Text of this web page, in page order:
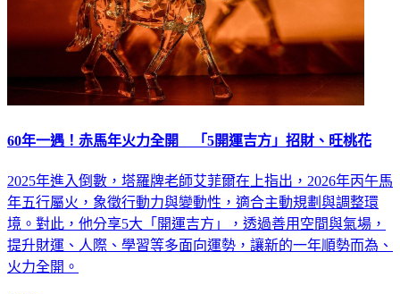
60年一遇！赤馬年火力全開 「5開運吉方」招財、旺桃花
2025年進入倒數，塔羅牌老師艾菲爾在上指出，2026年丙午馬
年五行屬火，象徵行動力與變動性，適合主動規劃與調整環
境。對此，他分享5大「開運吉方」，透過善用空間與氣場，
提升財運、人際、學習等多面向運勢，讓新的一年順勢而為、
火力全開。